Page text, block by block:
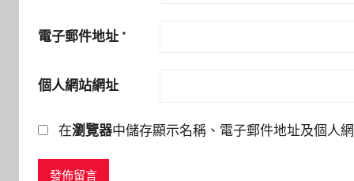
電子郵件地址 *
個人網站網址
在瀏覽器中儲存顯示名稱、電子郵件地址及個人